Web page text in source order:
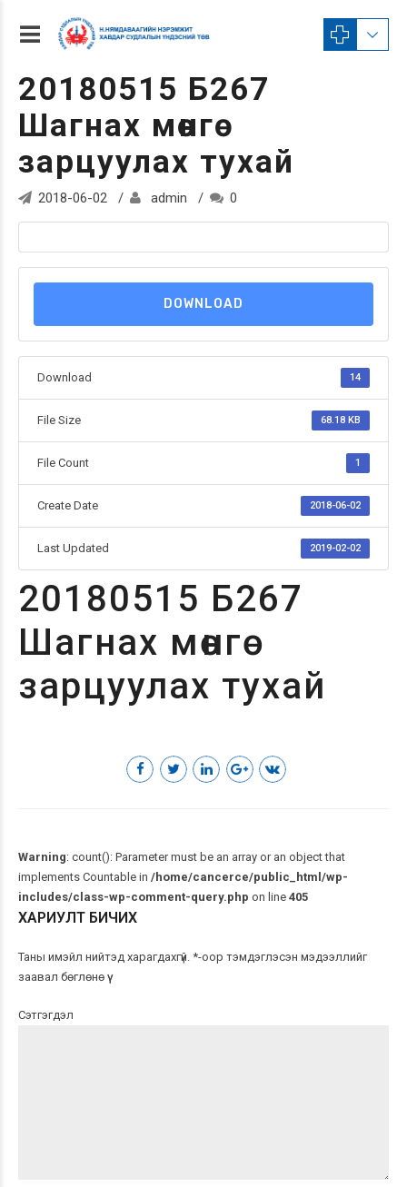
20180515 Б267
Шагнах мөнгө
зарцуулах тухай
2018-06-02 admin 0
DOWNLOAD
Download 14
File Size 68.18 KB
File Count 1
Create Date 2018-06-02
Last Updated 2019-02-02
20180515 Б267
Шагнах мөнгө
зарцуулах тухай
Warning: count(): Parameter must be an array or an object that
implements Countable in /home/cancerce/public_html/wp-
includes/class-wp-comment-query.php on line 405
ХАРИУЛТ БИЧИХ
Таны имэйл нийтэд харагдахгүй. *-оор тэмдэглэсэн мэдээллийг
заавал бөглөнө үү
Сэтгэгдэл